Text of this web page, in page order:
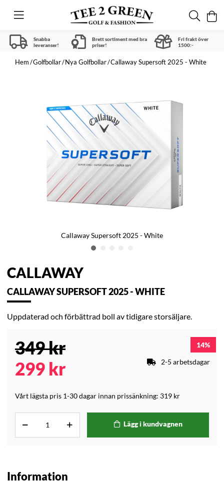
Snabba
leveranser!
Brett sortiment med bra
priser!
Fri frakt över
1500:-
Hem Golfbollar Nya Golfbollar Callaway Supersoft 2025 - White
Callaway Supersoft 2025 - White
CALLAWAY
CALLAWAY SUPERSOFT 2025 - WHITE
Uppdaterad och förbättrad boll av tidigare storsäljare.
349kr
299 kr
Vårt lägsta pris 1-30 dagar innan prissänkning: 319 kr
14
2-5 arbetsdagar
Lägg i kundvagnen
Information